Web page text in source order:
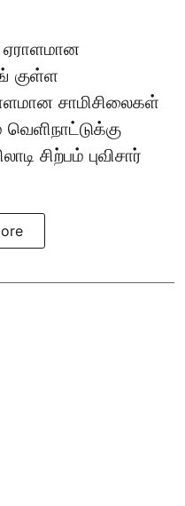
ஏராளமான
குள்ள
சாமிசிலைகள்
சிற்பம் புவிசார்